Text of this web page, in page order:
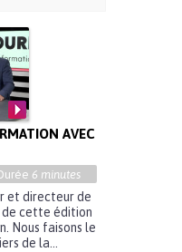
AVEC
6 minutes
et directeur de
de cette édition
Nous faisons le
de la...